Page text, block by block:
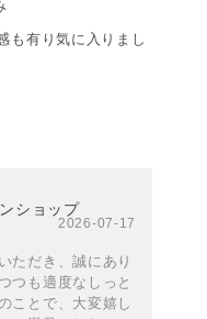
も有り気に入りまし
ショップ
2026-07-17
ただき、誠にあり
つも適度なしっと
ことで、大変嬉し